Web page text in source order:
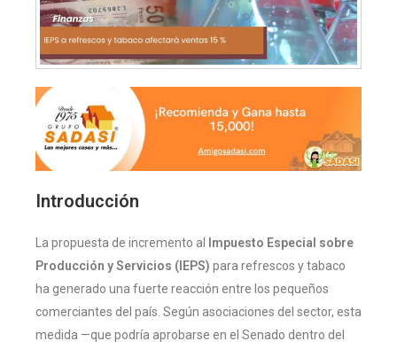
Introducción
La propuesta de incremento al Impuesto Especial sobre
Producción y Servicios (IEPS) para refrescos y tabaco
ha generado una fuerte reacción entre los pequeños
comerciantes del país. Según asociaciones del sector, esta
medida —que podría aprobarse en el Senado dentro del